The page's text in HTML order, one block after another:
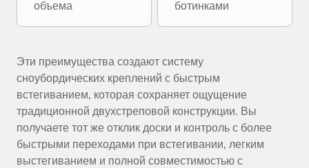
объема
ботинками
Эти преимущества создают систему
сноубордических креплений с быстрым
встегиванием, которая сохраняет ощущение
традиционной двухстреповой конструкции. Вы
получаете тот же отклик доски и контроль с более
быстрыми переходами при встегивании, легким
выстегиванием и полной совместимостью с